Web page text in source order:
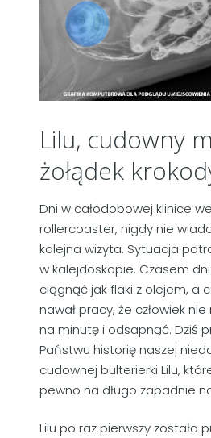
Lilu, cudowny
żołądek
Dni w całodobowej klinice
rollercoaster, nigdy nie
kolejna wizyta. Sytuacja
w kalejdoskopie. Czasem
ciągnąć jak flaki z olejem, a
nawał pracy, że człowiek
na minutę i odsapnąć. Dziś
Państwu historię naszej
cudownej bulterierki Lilu,
pewno na długo zapadnie
Lilu po raz pierwszy została